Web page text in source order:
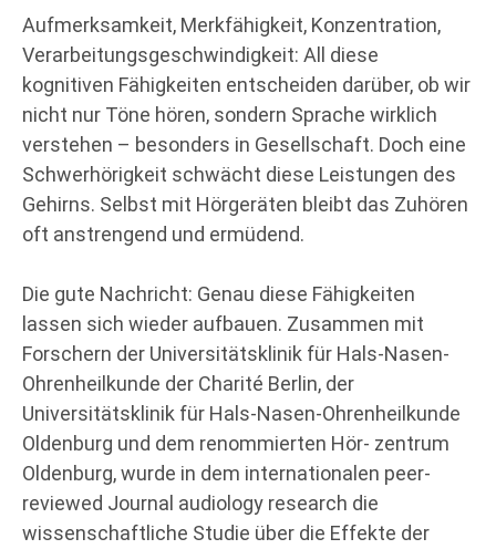
Aufmerksamkeit, Merkfähigkeit, Konzentration,
Verarbeitungsgeschwindigkeit: All diese
kognitiven Fähigkeiten entscheiden darüber, ob wir
nicht nur Töne hören, sondern Sprache wirklich
verstehen – besonders in Gesellschaft. Doch eine
Schwerhörigkeit schwächt diese Leistungen des
Gehirns. Selbst mit Hörgeräten bleibt das Zuhören
oft anstrengend und ermüdend.
Die gute Nachricht: Genau diese Fähigkeiten
lassen sich wieder aufbauen. Zusammen mit
Forschern der Universitätsklinik für Hals-Nasen-
Ohrenheilkunde der Charité Berlin, der
Universitätsklinik für Hals-Nasen-Ohrenheilkunde
Oldenburg und dem renommierten Hör- zentrum
Oldenburg, wurde in dem internationalen peer-
reviewed Journal audiology research die
wissenschaftliche Studie über die Effekte der